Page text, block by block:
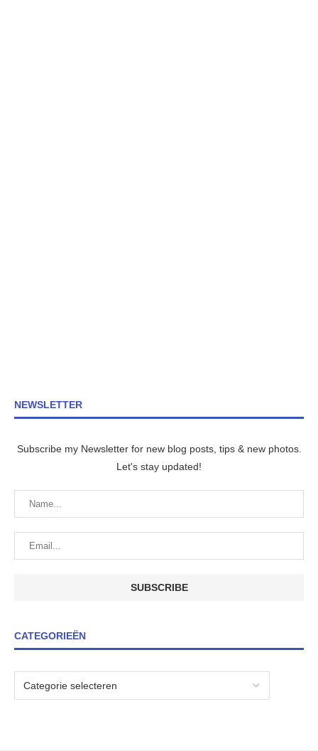
NEWSLETTER
Subscribe my Newsletter for new blog posts, tips & new photos.
Let's stay updated!
CATEGORIEËN